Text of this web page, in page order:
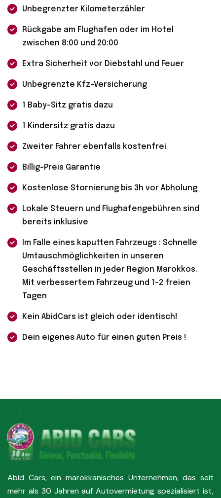
Unbegrenzter Kilometerzähler
Rückgabe am Flughafen oder im Hotel
zwischen 8:00 und 20:00
Extra Sicherheit vor Diebstahl und Feuer
Unbegrenzte Kfz-Versicherung
1 Baby-Sitz gratis dazu
1 Kindersitz gratis dazu
Zweiter Fahrer ebenfalls kostenfrei
Billig-Preis Garantie
Kostenlose Stornierung bis 3h vor Abholung
Lokale Steuern und Flughafengebühren sind
bereits inklusive
Im Falle eines kaputten Fahrzeugs : Schnelle
Umtauschmöglichkeiten in unseren
Geschäftsstellen in jeder Region Marokkos.
Mit verbessertem Fahrzeug und 1-2 freien
Tagen
Kein AbidCars ist gleich oder identisch!
Dein eigenes Auto für einen guten Preis !
Abid Cars, ein marokkanisches Unternehmen, das seit
mehr als 30 Jahren auf Autovermietung spezialisiert ist,